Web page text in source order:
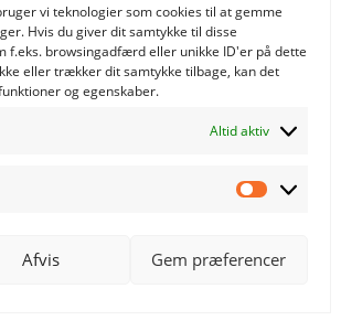
vi teknologier som cookies til at gemme
Hvis du giver dit samtykke til disse
f.eks. browsingadfærd eller unikke ID'er på dette
eller trækker dit samtykke tilbage, kan det
og egenskaber.
Altid aktiv
Marketing
Afvis Gem præferencer